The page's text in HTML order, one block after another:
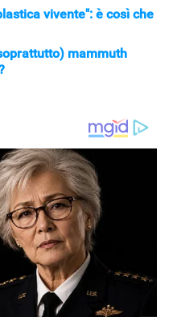
vivente": è così che
mammuth